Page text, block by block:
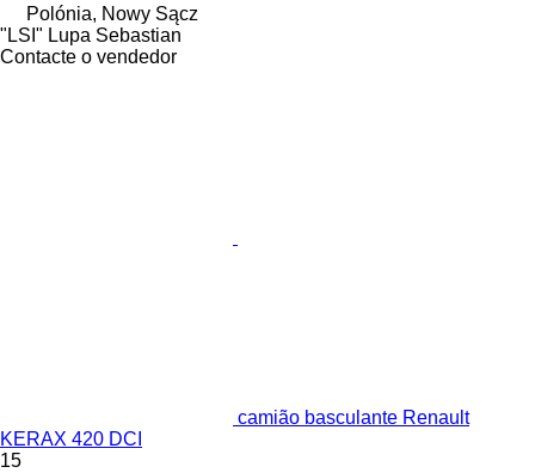
Polónia, Nowy Sącz
"LSI" Lupa Sebastian
Contacte o vendedor
camião basculante Renault
KERAX 420 DCI
15